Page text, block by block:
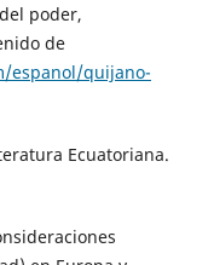
poder,
de
espanol/quijano-
Ecuatoriana.